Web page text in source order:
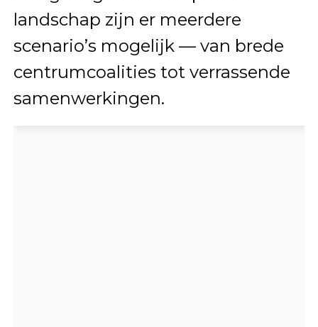
landschap zijn er meerdere
scenario’s mogelijk — van brede
centrumcoalities tot verrassende
samenwerkingen.